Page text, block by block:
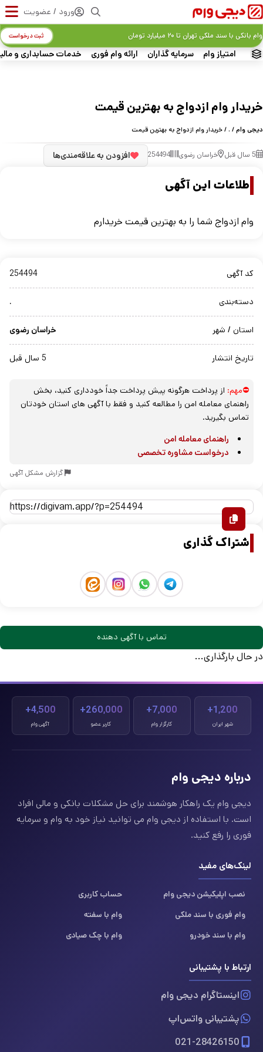
ورود / عضویت
امتیاز وام سرمایه گذاران ارائه وام فوری خدمات حسابداری و
وام بانکی با سند ملکی تهران تا ۲۰ میلیارد تومان ثبت درخواست
خریدار وام ازدواج به بهترین قیمت
دیجی وام/
. / خریدار وام ازدواج به بهترین قیمت
5 سال قبل خراسان رضوی 254494 افزودن به علاقه‌مندی‌ها
اطلاعات این آگهی
وام ازدواج شما را به بهترین قیمت خریدارم
کد آگهی 254494
دسته‌بندی .
استان / شهر خراسان رضوی
تاریخ انتشار 5 سال قبل
⛔مهم: از پرداخت هرگونه پیش پرداخت جداً خودداری کنید، بخش
راهنمای معامله امن را مطالعه کنید و فقط با آگهی های استان خودتان
تماس بگیرید.
راهنمای معامله امن
درخواست مشاوره تخصصی
گزارش مشکل آگهی
اشتراک گذاری
تماس با آگهی دهنده
در حال بارگذاری...
1,200+
شهر ایران
7,000+
کارگزار وام
260,000+
کاربر عضو
4,500+
آگهی وام
درباره دیجی وام
دیجی وام یک راهکار هوشمند برای حل مشکلات بانکی و مالی افراد
است. با استفاده از دیجی وام می توانید نیاز خود به وام و سرمایه
فوری را رفع کنید.
لینک‌های مفید
نصب اپلیکیشن دیجی وام
حساب کاربری
وام فوری با سند ملکی
وام با سفته
وام با سند خودرو
وام با چک صیادی
ارتباط با پشتیبانی
اینستاگرام دیجی وام
پشتیبانی واتس‌اپ
021-28426150